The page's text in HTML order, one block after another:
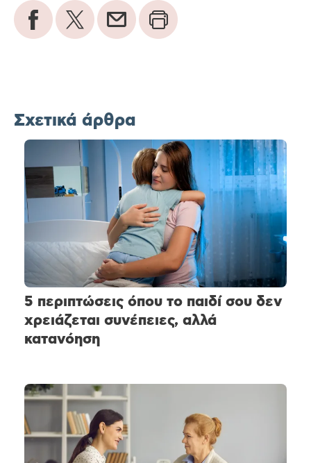
Σχετικά άρθρα
5 περιπτώσεις όπου το παιδί σου δεν
χρειάζεται συνέπειες, αλλά
κατανόηση